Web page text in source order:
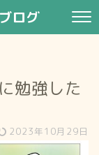
ログ
勉強した
2023年10月29日